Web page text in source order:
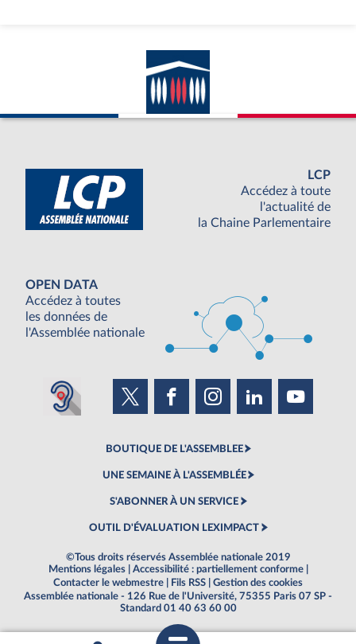
LCP
Accédez à toute
l'actualité de
la Chaine Parlementaire
OPEN DATA
Accédez à toutes
les données de
l'Assemblée nationale
BOUTIQUE DE L'ASSEMBLEE
UNE SEMAINE À L'ASSEMBLÉE
S'ABONNER À UN SERVICE
OUTIL D'ÉVALUATION LEXIMPACT
©Tous droits réservés Assemblée nationale 2019
Mentions légales
Accessibilité : partiellement conforme
Contacter le webmestre
Fils RSS
Gestion des cookies
Assemblée nationale - 126 Rue de l'Université, 75355 Paris 07 SP -
Standard 01 40 63 60 00